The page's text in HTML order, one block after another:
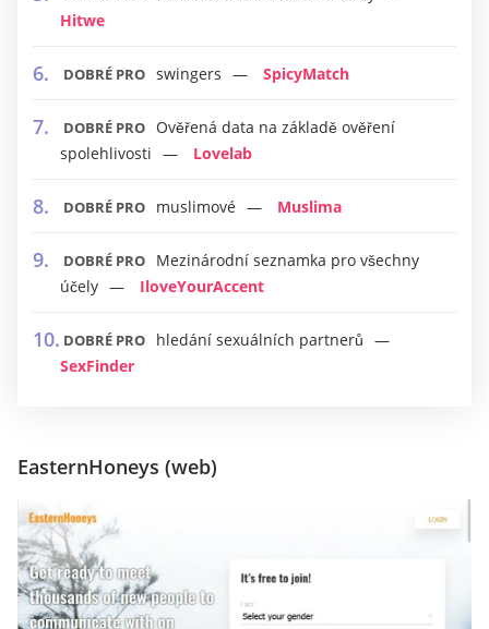
Hitwe
DOBRÉ PRO swingers SpicyMatch
DOBRÉ PRO
Ověřená data na základě ověření
spolehlivosti
Lovelab
DOBRÉ PRO muslimové Muslima
DOBRÉ PRO
Mezinárodní seznamka pro všechny
účely
IloveYourAccent
DOBRÉ PRO
hledání sexuálních partnerů
SexFinder
EasternHoneys (web)